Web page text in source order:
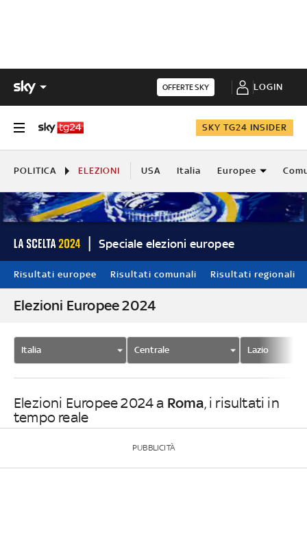
OFFERTE SKY LOGIN
SKY TG24 INSIDER
POLITICA ELEZIONI USA Italia Europee
Speciale elezioni europee
Risultati europee Risultati comunali Risultati regionali
Elezioni Europee 2024
Italia Centrale Lazio
Elezioni Europee 2024 a Roma, i risultati in
tempo reale
PUBBLICITÀ